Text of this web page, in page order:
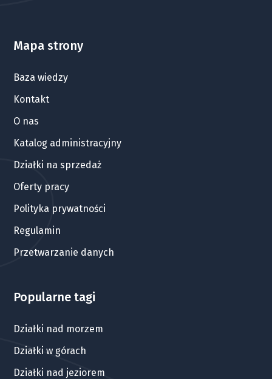
Mapa strony
Baza wiedzy
Kontakt
O nas
Katalog administracyjny
Działki na sprzedaż
Oferty pracy
Polityka prywatności
Regulamin
Przetwarzanie danych
Popularne tagi
Działki nad morzem
Działki w górach
Działki nad jeziorem